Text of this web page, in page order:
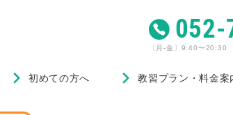
052-
〔月-金〕9:40〜20:30
初めての方へ 教習プラン・料金案